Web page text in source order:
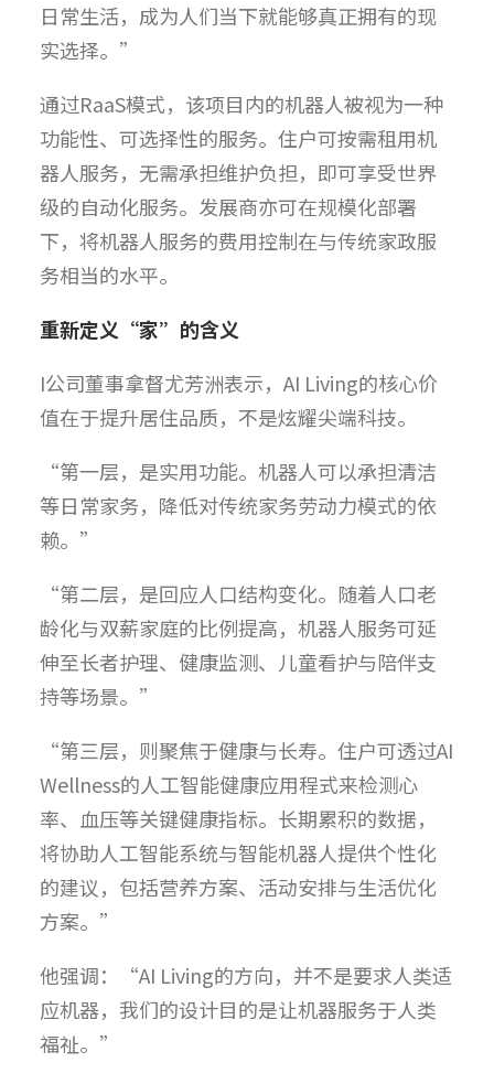
日常生活，成为人们当下就能够真正拥有的现
实选择。”
通过RaaS模式，该项目内的机器人被视为一种
功能性、可选择性的服务。住户可按需租用机
器人服务，无需承担维护负担，即可享受世界
级的自动化服务。发展商亦可在规模化部署
下，将机器人服务的费用控制在与传统家政服
务相当的水平。
重新定义“家”的含义
I公司董事拿督尤芳洲表示，AI Living的核心价
值在于提升居住品质，不是炫耀尖端科技。
“第一层，是实用功能。机器人可以承担清洁
等日常家务，降低对传统家务劳动力模式的依
赖。”
“第二层，是回应人口结构变化。随着人口老
龄化与双薪家庭的比例提高，机器人服务可延
伸至长者护理、健康监测、儿童看护与陪伴支
持等场景。”
“第三层，则聚焦于健康与长寿。住户可透过AI
Wellness的人工智能健康应用程式来检测心
率、血压等关键健康指标。长期累积的数据，
将协助人工智能系统与智能机器人提供个性化
的建议，包括营养方案、活动安排与生活优化
方案。”
他强调：“AI Living的方向，并不是要求人类适
应机器，我们的设计目的是让机器服务于人类
福祉。”